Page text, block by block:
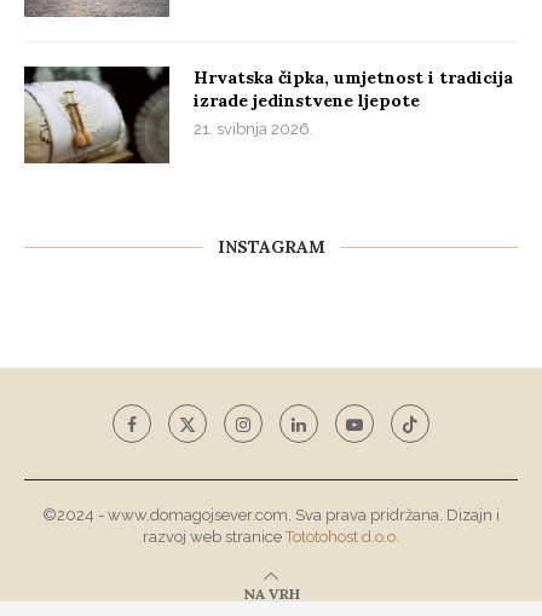
Hrvatska čipka, umjetnost i tradicija
izrade jedinstvene ljepote
21. svibnja 2026.
INSTAGRAM
©2024 - www.domagojsever.com. Sva prava pridržana. Dizajn i
razvoj web stranice Tototohost d.o.o.
NA VRH